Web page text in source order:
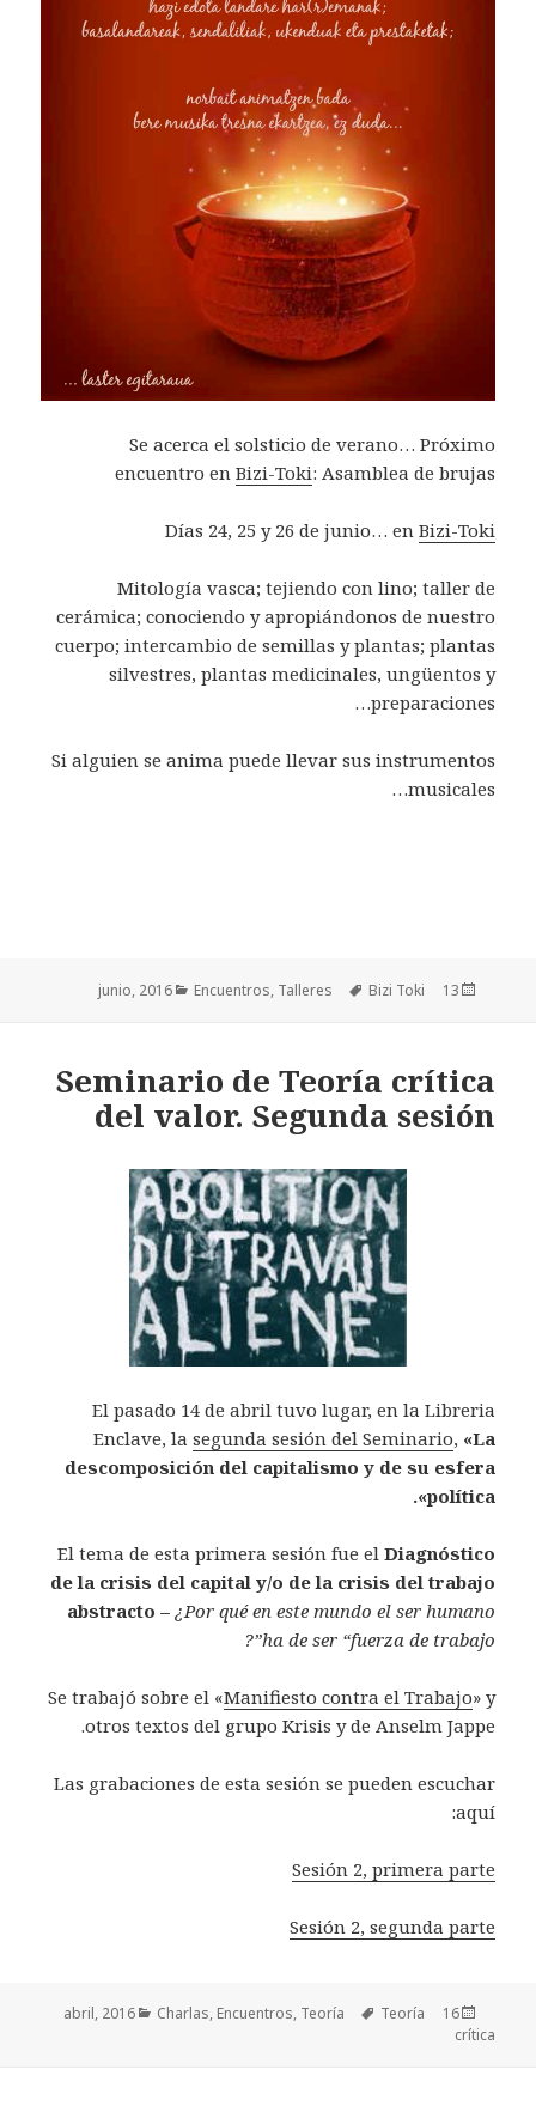
Se acerca el solsticio de verano… Próximo
encuentro en Bizi-Toki: Asamblea de brujas
Días 24, 25 y 26 de junio… en Bizi-Toki
Mitología vasca; tejiendo con lino; taller de
cerámica; conociendo y apropiándonos de nuestro
cuerpo; intercambio de semillas y plantas; plantas
silvestres, plantas medicinales, ungüentos y
preparaciones…
Si alguien se anima puede llevar sus instrumentos
musicales…
Publicado
13 junio, 2016
Categorías Encuentros, TalleresEtiquetas Bizi Toki
Seminario de Teoría crítica
del valor. Segunda sesión
El pasado 14 de abril tuvo lugar, en la Libreria
Enclave, la segunda sesión del Seminario, «La
descomposición del capitalismo y de su esfera
política».
El tema de esta primera sesión fue el Diagnóstico
de la crisis del capital y/o de la crisis del trabajo
abstracto – ¿Por qué en este mundo el ser humano
ha de ser “fuerza de trabajo”?
Se trabajó sobre el «Manifiesto contra el Trabajo» y
otros textos del grupo Krisis y de Anselm Jappe.
Las grabaciones de esta sesión se pueden escuchar
aquí:
Sesión 2, primera parte
Sesión 2, segunda parte
Publicado
el
16 abril, 2016
Categorías Charlas, Encuentros, Teoría
Etiquetas Teoría
crítica